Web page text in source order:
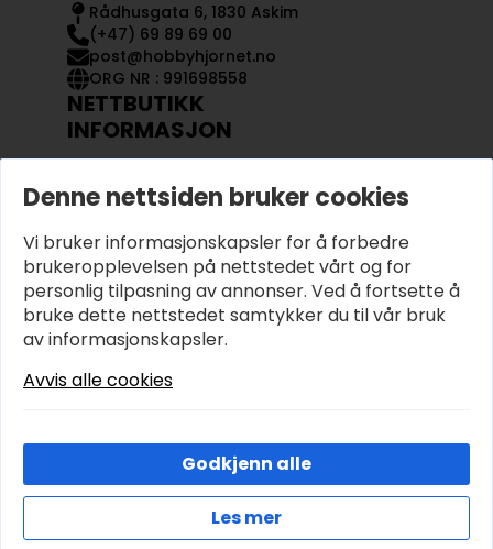
Rådhusgata 6, 1830 Askim
(+47) 69 89 69 00
post@hobbyhjornet.no
ORG NR : 991698558
NETTBUTIKK
INFORMASJON
OM OSS
KJØPSVILKÅR OG BETINGELSER
PERSONVERN
© 2026 Hobbyhjornet.no – Utviklet og designet av
IT-Sentralen AS
Denne nettsiden bruker cookies
Vi bruker informasjonskapsler for å forbedre
brukeropplevelsen på nettstedet vårt og for
personlig tilpasning av annonser. Ved å fortsette å
bruke dette nettstedet samtykker du til vår bruk
av informasjonskapsler.
Avvis alle cookies
Les mer
Godkjenn alle
Cookies